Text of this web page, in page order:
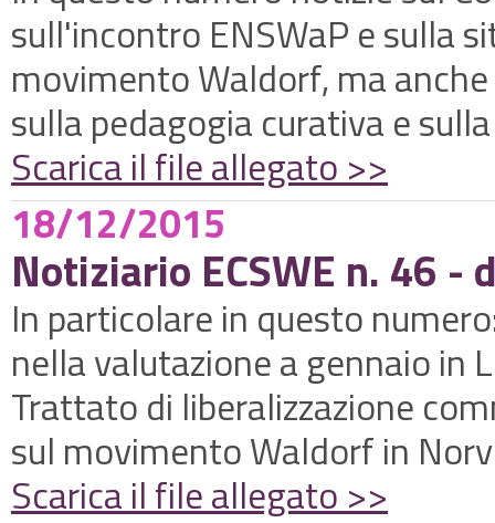
sull'incontro ENSWaP e sulla
movimento Waldorf, ma
sulla pedagogia curativa e
Scarica il file allegato >>
18/12/2015
Notiziario ECSWE n. 46 -
In particolare in questo
nella valutazione a gennaio in
Trattato di liberalizzazione
sul movimento Waldorf in
Scarica il file allegato >>